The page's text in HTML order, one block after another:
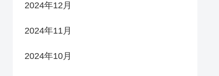
2024年12月
2024年11月
2024年10月